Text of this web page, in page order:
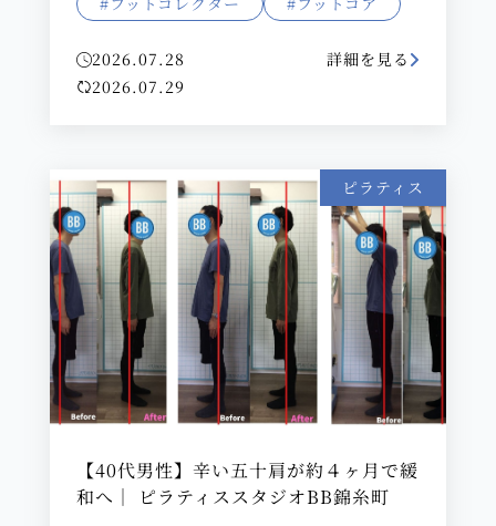
2026.07.28
2026.07.29
詳細を見る
ピラティス
【40代男性】辛い五十肩が約４ヶ月で緩
和へ｜ ピラティススタジオBB錦糸町